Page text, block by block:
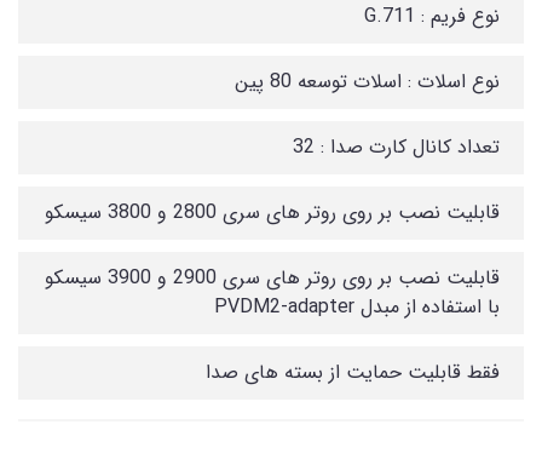
نوع فریم : G.711
نوع اسلات : اسلات توسعه 80 پین
تعداد کانال کارت صدا : 32
قابلیت نصب بر روی روتر های سری 2800 و 3800 سیسکو
قابلیت نصب بر روی روتر های سری 2900 و 3900 سیسکو
با استفاده از مبدل PVDM2-adapter
فقط قابلیت حمایت از بسته های صدا